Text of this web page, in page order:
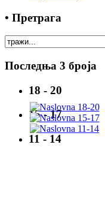
• Претрага
Последња 3 броја
18 - 20
15 - 17
11 - 14